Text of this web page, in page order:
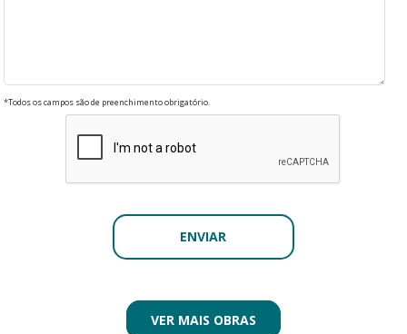
*Todos os campos são de preenchimento obrigatório.
VER MAIS OBRAS